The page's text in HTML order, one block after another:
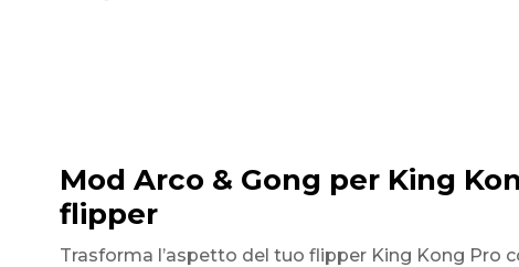
Mod Arco & Gong per King
flipper
Trasforma l’aspetto del tuo flipper King Kong Pro